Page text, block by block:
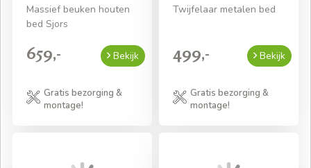
Massief beuken houten
bed Sjors
659,- Bekijk
Gratis bezorging &
montage!
Twijfelaar metalen bed
499,- Bekijk
Gratis bezorging &
montage!